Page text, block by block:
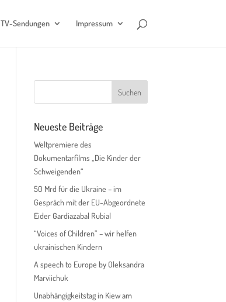
TV-Sendungen Impressum
Neueste Beiträge
Weltpremiere des
Dokumentarfilms „Die Kinder der
Schweigenden“
50 Mrd für die Ukraine – im
Gespräch mit der EU-Abgeordnete
Eider Gardiazabal Rubial
“Voices of Children” – wir helfen
ukrainischen Kindern
A speech to Europe by Oleksandra
Marviichuk
Unabhängigkeitstag in Kiew am